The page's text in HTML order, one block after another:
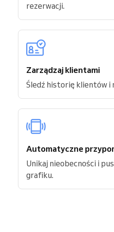
rezerwacji.
Zarządzaj klientami
Śledź historię klientów i
Automatyczne
Unikaj nieobecności i
grafiku.